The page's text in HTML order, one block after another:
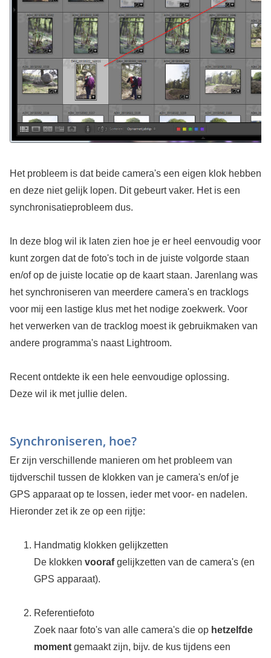
Het probleem is dat beide camera's een eigen klok hebben
en deze niet gelijk lopen. Dit gebeurt vaker. Het is een
synchronisatieprobleem dus.
In deze blog wil ik laten zien hoe je er heel eenvoudig voor
kunt zorgen dat de foto's toch in de juiste volgorde staan
en/of op de juiste locatie op de kaart staan. Jarenlang was
het synchroniseren van meerdere camera's en tracklogs
voor mij een lastige klus met het nodige zoekwerk. Voor
het verwerken van de tracklog moest ik gebruikmaken van
andere programma's naast Lightroom.
Recent ontdekte ik een hele eenvoudige oplossing.
Deze wil ik met jullie delen.
Synchroniseren, hoe?
Er zijn verschillende manieren om het probleem van
tijdverschil tussen de klokken van je camera's en/of je
GPS apparaat op te lossen, ieder met voor- en nadelen.
Hieronder zet ik ze op een rijtje:
Handmatig klokken gelijkzetten
De klokken voorafgelijkzetten van de camera's (en
GPS apparaat).
Referentiefoto
Zoek naar foto's van alle camera's die op hetzelfde
momentgemaakt zijn, bijv. de kus tijdens een